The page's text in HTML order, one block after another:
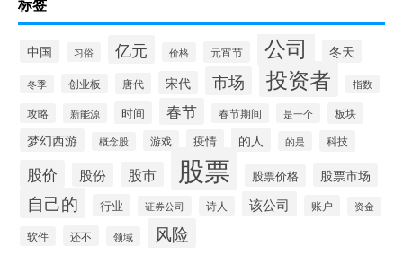
中国 习俗 亿元 价格 元宵节 公司 冬天
冬季 创业板 唐代 宋代 市场 投资者 指数
攻略 新能源 时间 春节 春节期间 是一个 板块
梦幻西游 概念股 游戏 疫情 的人 的是 科技
股价 股份 股市 股票 股票价格 股票市场
自己的 行业 证券公司 诗人 该公司 账户 资金
软件 还不 领域 风险